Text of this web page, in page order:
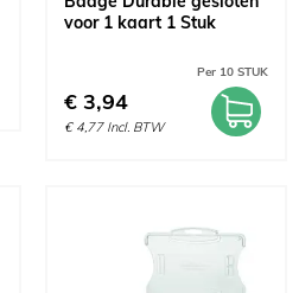
voor 1 kaart 1 Stuk
Per 10 STUK
€ 3,94
€ 4,77 Incl. BTW